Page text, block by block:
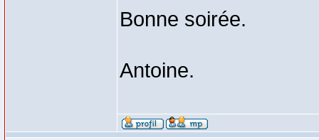
Bonne soirée.
Antoine.